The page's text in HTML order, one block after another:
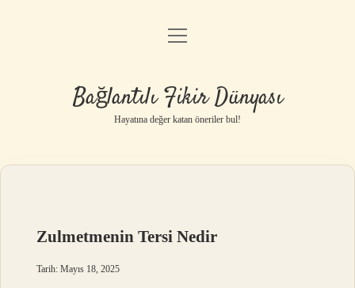
Anasayfa
Yasal Uyarı
menüyü
Bağlantılı Fikir Dünyası
Hayatına değer katan öneriler bul!
Zulmetmenin Tersi Nedir
Tarih: Mayıs 18, 2025